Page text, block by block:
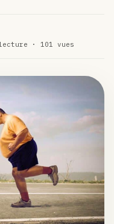
WEED
efficace
ACTU
de chanvre
· 101 vues